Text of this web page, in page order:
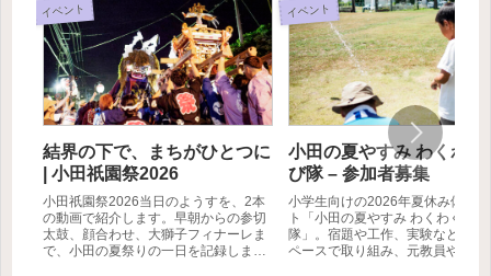
イベント
結界の下で、まちがひとつに
| 小田祇園祭2026
小田祇園祭2026当日のようすを、2本
の動画で紹介します。早朝からの参切
太鼓、顔合わせ、大獅子フィナーレま
で、小田の夏祭りの一日を記録しまし
イベント
小田の夏やすみ わくわく
び隊 – 参加者募集
小学生向けの2026年夏休み体験
ト「小田の夏やすみ わくわく学び
隊」。宿題や工作、実験などに自
ペースで取り組み、元教員や筑波